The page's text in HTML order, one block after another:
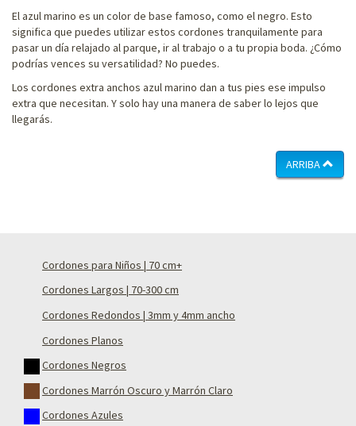
El azul marino es un color de base famoso, como el negro. Esto
significa que puedes utilizar estos cordones tranquilamente para
pasar un día relajado al parque, ir al trabajo o a tu propia boda. ¿Cómo
podrías vences su versatilidad? No puedes.
Los cordones extra anchos azul marino dan a tus pies ese impulso
extra que necesitan. Y solo hay una manera de saber lo lejos que
llegarás.
ARRIBA
Cordones para Niños | 70 cm+
Cordones Largos | 70-300 cm
Cordones Redondos | 3mm y 4mm ancho
Cordones Planos
Cordones Negros
Cordones Marrón Oscuro y Marrón Claro
Cordones Azules